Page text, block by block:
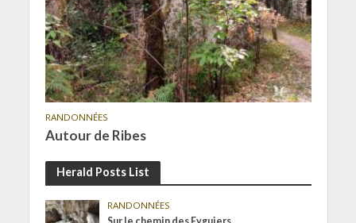
RANDONNÉES
Autour de Ribes
Herald Posts List
RANDONNÉES